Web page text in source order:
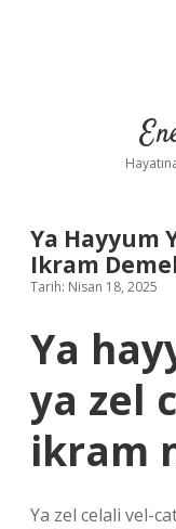
Ya Hayyum
Ikram
Tarih: Nisan 18, 2025
Ya
ya zel
ikram
Ya zel celali vel-